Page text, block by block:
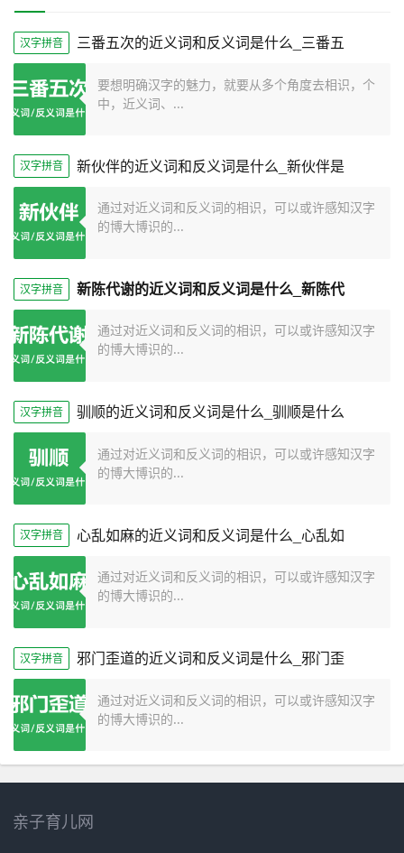
汉字拼音 三番五次的近义词和反义词是什么_三番五
要想明确汉字的魅力，就要从多个角度去相识，个
中，近义词、...
汉字拼音 新伙伴的近义词和反义词是什么_新伙伴是
通过对近义词和反义词的相识，可以或许感知汉字
的博大博识的...
汉字拼音 新陈代谢的近义词和反义词是什么_新陈代
通过对近义词和反义词的相识，可以或许感知汉字
的博大博识的...
汉字拼音 驯顺的近义词和反义词是什么_驯顺是什么
通过对近义词和反义词的相识，可以或许感知汉字
的博大博识的...
汉字拼音 心乱如麻的近义词和反义词是什么_心乱如
通过对近义词和反义词的相识，可以或许感知汉字
的博大博识的...
汉字拼音 邪门歪道的近义词和反义词是什么_邪门歪
通过对近义词和反义词的相识，可以或许感知汉字
的博大博识的...
亲子育儿网